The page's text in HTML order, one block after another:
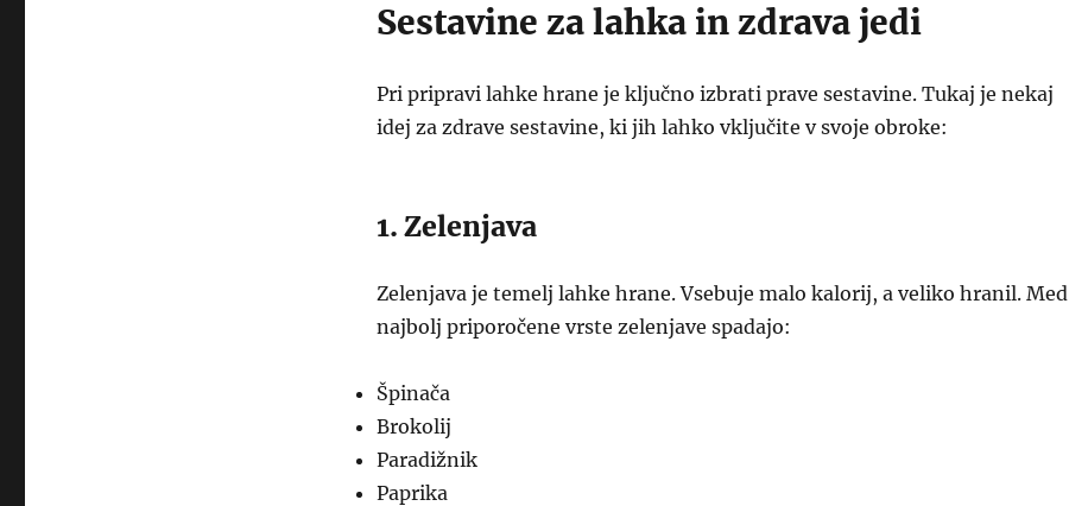
Sestavine za lahka in zdrava jedi
Pri pripravi lahke hrane je ključno izbrati prave sestavine. Tukaj je nekaj
idej za zdrave sestavine, ki jih lahko vključite v svoje obroke:
1. Zelenjava
Zelenjava je temelj lahke hrane. Vsebuje malo kalorij, a veliko hranil. Med
najbolj priporočene vrste zelenjave spadajo:
Špinača
Brokolij
Paradižnik
Paprika